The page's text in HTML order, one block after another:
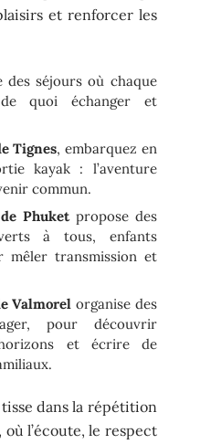
et renforcer les
des séjours où chaque
quoi échanger et
Tignes, embarquez en
kayak : l’aventure
commun.
Phuketpropose des
à tous, enfants
mêler transmission et
Valmorel organise des
pour découvrir
horizons et écrire de
tisse dans la répétition
l’écoute, le respect